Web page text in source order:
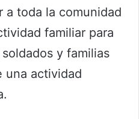
a toda la comunidad
familiar para
y familias
una actividad